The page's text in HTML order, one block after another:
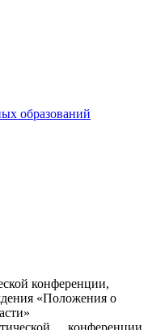
образований
конференции,
«Положения о